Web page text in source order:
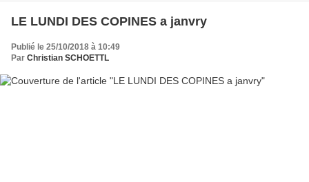
LE LUNDI DES COPINES a janvry
Publié le 25/10/2018 à 10:49
Par Christian SCHOETTL